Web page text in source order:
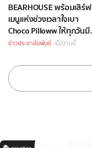
BEARHOUSE พร้อมเสิร์ฟ
เมนูแห่งช่วงเวลาใจเบา
Choco Pilloww ให้ทุกวันมี
“Soft Moment”
ข่าวประชาสัมพันธ์ เมื่อวานนี้